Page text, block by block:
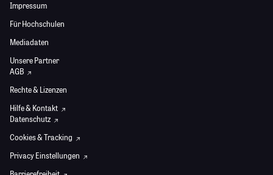
Impressum
Für Hochschulen
Mediadaten
Unsere Partner
AGB
Rechte & Lizenzen
Hilfe & Kontakt
Datenschutz
Cookies & Tracking
Privacy Einstellungen